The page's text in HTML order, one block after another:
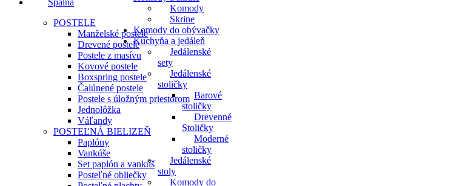
Komody
Skrine
Komody do obývačky
Kuchyňa a jedáleň
Jedálenské
sety
Jedálenské
stoličky
Barové
stoličky
Drevenné
Stoličky
Moderné
stoličky
Jedálenské
stoly
Komody do
Spálňa
POSTELE
Manželské postele
Drevené postele
Postele z masívu
Kovové postele
Boxspring postele
Čalúnené postele
Postele s úložným priestorom
Jednolôžka
Váľandy
POSTEĽNÁ BIELIZEŇ
Paplóny
Vankúše
Set paplón a vankúš
Posteľné obliečky